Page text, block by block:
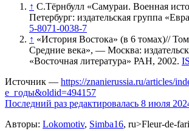
↑ С.Тёрнбулл «Самураи. Военная
Петербург: издательская группа
5-8071-0038-7
↑ «История Востока» (в 6 томах)//
Средние века», — Москва:
«Восточная литература» РАН, 2002.
Источник — https://znanierussia.ru/articles/
е_годы&oldid=494157
Последний раз редактировалась 8 июля
Авторы: Lokomotiv, Simba16, ru>Fleur-de-